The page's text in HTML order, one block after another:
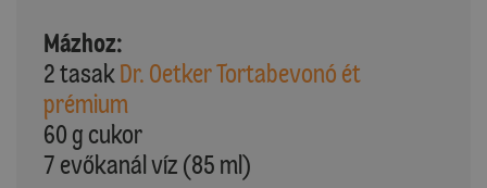
Mázhoz:
2 tasak Dr. Oetker Tortabevonó ét
prémium
60 g cukor
7 evőkanál víz (85 ml)